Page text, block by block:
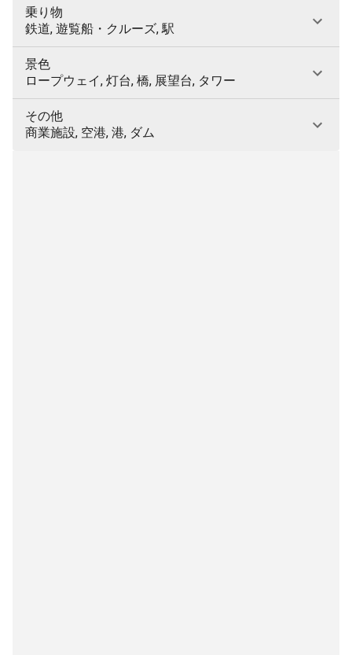
乗り物
鉄道, 遊覧船・クルーズ, 駅
景色
ロープウェイ, 灯台, 橋, 展望台, タワー
その他
商業施設, 空港, 港, ダム